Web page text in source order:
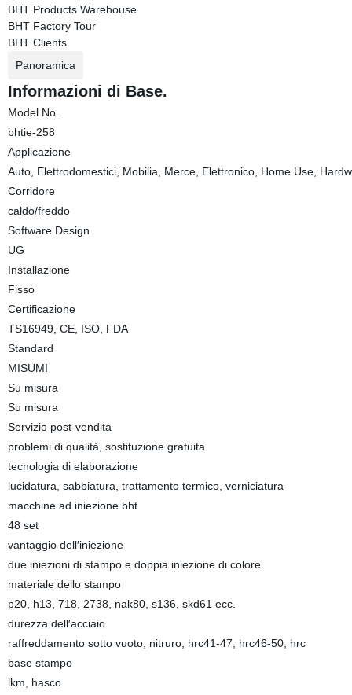
BHT Products Warehouse
BHT Factory Tour
BHT Clients
Panoramica
Informazioni di Base.
Model No.
bhtie-258
Applicazione
Auto, Elettrodomestici, Mobilia, Merce, Elettronico, Home Use,
Corridore
caldo/freddo
Software Design
UG
Installazione
Fisso
Certificazione
TS16949, CE, ISO, FDA
Standard
MISUMI
Su misura
Su misura
Servizio post-vendita
problemi di qualità, sostituzione gratuita
tecnologia di elaborazione
lucidatura, sabbiatura, trattamento termico, verniciatura
macchine ad iniezione bht
48 set
vantaggio dell′iniezione
due iniezioni di stampo e doppia iniezione di colore
materiale dello stampo
p20, h13, 718, 2738, nak80, s136, skd61 ecc.
durezza dell′acciaio
raffreddamento sotto vuoto, nitruro, hrc41-47, hrc46-50, hrc
base stampo
lkm, hasco